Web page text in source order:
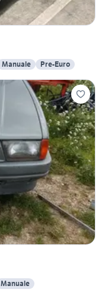
Manuale Pre-Euro
Manuale